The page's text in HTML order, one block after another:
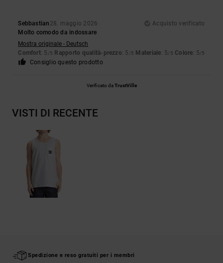
Sebbastian 28. maggio 2026
Acquisto verificato
Molto comodo da indossare
Mostra originale - Deutsch
Comfort: 5 /5 Rapporto qualità-prezzo: 5 /5 Materiale: 5/5 Colore: 5/5
Consiglio questo prodotto
Verificato daTrustVille
VISTI DI RECENTE
Spedizione e reso gratuiti per i membri